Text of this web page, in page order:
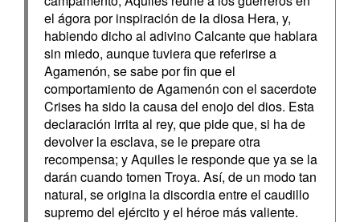
el ágora por inspiración de la diosa Hera, y,
habiendo dicho al adivino Calcante que hablara
sin miedo, aunque tuviera que referirse a
Agamenón, se sabe por fin que el
comportamiento de Agamenón con el sacerdote
Crises ha sido la causa del enojo del dios. Esta
declaración irrita al rey, que pide que, si ha de
devolver la esclava, se le prepare otra
recompensa; y Aquiles le responde que ya se la
darán cuando tomen Troya. Así, de un modo tan
natural, se origina la discordia entre el caudillo
supremo del ejército y el héroe más valiente.